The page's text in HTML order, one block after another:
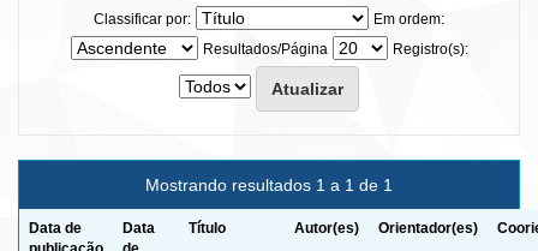
Classificar por:
Em ordem:
Resultados/Página
Registro(s):
Mostrando resultados 1 a 1 de 1
Data de
Data
Título Autor(es) Orientador(es)